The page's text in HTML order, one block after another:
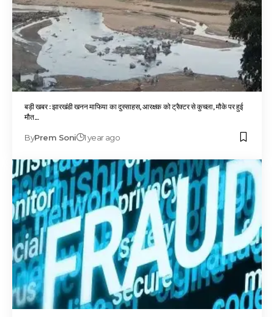
बड़ी खबर : झारखंडी खनन माफिया का दुस्साहस, आरक्षक को ट्रैक्टर से कुचला, मौके पर हुई
मौत…
ByPrem Soni 1 year ago